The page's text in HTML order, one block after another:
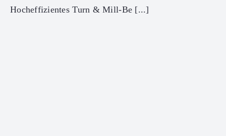
Hocheffizientes Turn & Mill-Be [...]